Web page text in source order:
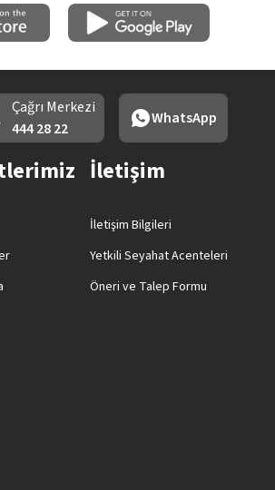
Çağrı Merkezi
444 28 22
WhatsApp
İletişim
İletişim Bilgileri
Yetkili Seyahat Acenteleri
Öneri ve Talep Formu